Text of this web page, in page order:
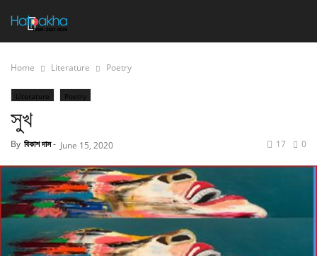
Home Literature Poetry
Literature Poetry
সুখ
By বিকাশ দাস- June 15, 2020 0
17